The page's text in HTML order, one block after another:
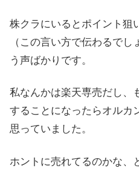
株クラにいるとポイント狙
（この言い方で伝わるで
う声ばかりです。
私なんかは楽天専売だし、
することになったらオルカ
思っていました。
ホントに売れてるのかな、